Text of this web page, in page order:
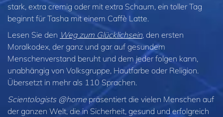
stark, extra cremig oder mit extra Schaum, ein toller Tag
beginnt für Tasha mit einem Caffè Latte.
Lesen Sie den Weg zum Glücklichsein, den ersten
Moralkodex, der ganz und gar auf gesundem
Menschenverstand beruht und dem jeder folgen kann,
unabhängig von Volksgruppe, Hautfarbe oder Religion.
Übersetzt in mehr als 110 Sprachen.
Scientologists @homepräsentiert die vielen Menschen auf
der ganzen Welt, die in Sicherheit, gesund und erfolgreich